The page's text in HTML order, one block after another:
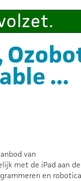
...
van
met de iPad aan de
en